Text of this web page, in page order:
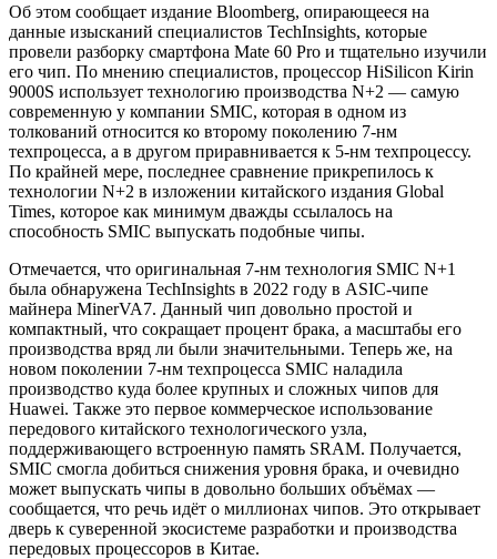
Об этом сообщает издание Bloomberg, опирающееся на
данные изысканий специалистов TechInsights, которые
провели разборку смартфона Mate 60 Pro и тщательно изучили
его чип. По мнению специалистов, процессор HiSilicon Kirin
9000S использует технологию производства N+2 — самую
современную у компании SMIC, которая в одном из
толкований относится ко второму поколению 7-нм
техпроцесса, а в другом приравнивается к 5-нм техпроцессу.
По крайней мере, последнее сравнение прикрепилось к
технологии N+2 в изложении китайского издания Global
Times, которое как минимум дважды ссылалось на
способность SMIC выпускать подобные чипы.
Отмечается, что оригинальная 7-нм технология SMIC N+1
была обнаружена TechInsights в 2022 году в ASIC-чипе
майнера MinerVA7. Данный чип довольно простой и
компактный, что сокращает процент брака, а масштабы его
производства вряд ли были значительными. Теперь же, на
новом поколении 7-нм техпроцесса SMIC наладила
производство куда более крупных и сложных чипов для
Huawei. Также это первое коммерческое использование
передового китайского технологического узла,
поддерживающего встроенную память SRAM. Получается,
SMIC смогла добиться снижения уровня брака, и очевидно
может выпускать чипы в довольно больших объёмах —
сообщается, что речь идёт о миллионах чипов. Это открывает
дверь к суверенной экосистеме разработки и производства
передовых процессоров в Китае.